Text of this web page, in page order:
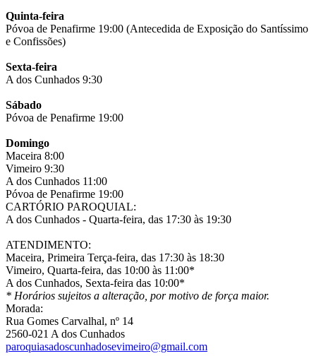
Quinta-feira
Póvoa de Penafirme 19:00 (Antecedida de Exposição do Santíssimo
e Confissões)
Sexta-feira
A dos Cunhados 9:30
Sábado
Póvoa de Penafirme 19:00
Domingo
Maceira 8:00
Vimeiro 9:30
A dos Cunhados 11:00
Póvoa de Penafirme 19:00
CARTÓRIO PAROQUIAL:
A dos Cunhados - Quarta-feira, das 17:30 às 19:30
ATENDIMENTO:
Maceira, Primeira Terça-feira, das 17:30 às 18:30
Vimeiro, Quarta-feira, das 10:00 às 11:00*
A dos Cunhados, Sexta-feira das 10:00*
* Horários sujeitos a alteração, por motivo de força maior.
Morada:
Rua Gomes Carvalhal, nº 14
2560-021 A dos Cunhados
paroquiasadoscunhadosevimeiro@gmail.com